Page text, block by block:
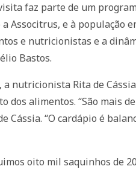
faz parte de um
Associtrus, e à
e nutricionistas e a
Bastos.
nutricionista Rita de
dos alimentos. “São mais
Cássia. “O cardápio é
oito mil saquinhos de